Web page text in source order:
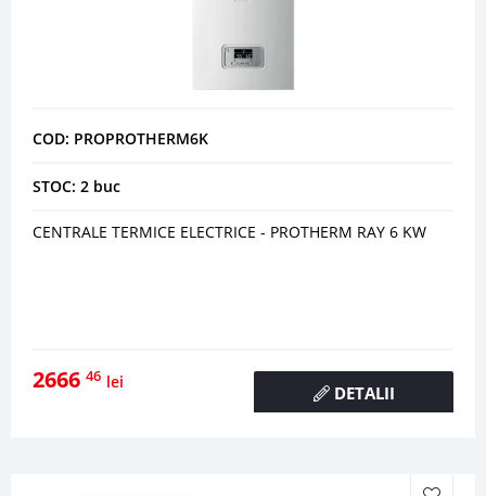
COD: PROPROTHERM6K
STOC: 2 buc
CENTRALE TERMICE ELECTRICE - PROTHERM RAY 6 KW
2666 46 lei
DETALII